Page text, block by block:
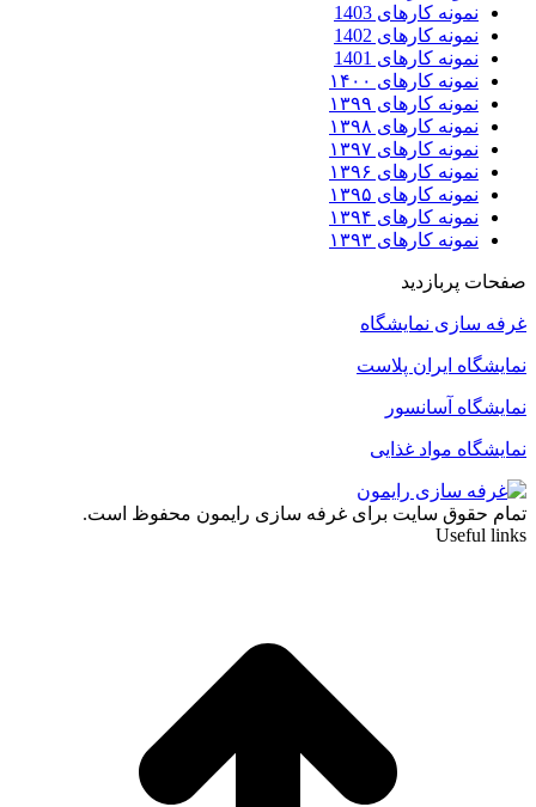
نمونه کارهای 1403
نمونه کارهای 1402
نمونه کارهای 1401
نمونه کارهای ۱۴۰۰
نمونه کارهای ۱۳۹۹
نمونه کارهای ۱۳۹۸
نمونه کارهای ۱۳۹۷
نمونه کارهای ۱۳۹۶
نمونه کارهای ۱۳۹۵
نمونه کارهای ۱۳۹۴
نمونه کارهای ۱۳۹۳
صفحات پربازدید
غرفه سازی نمایشگاه
نمایشگاه ایران پلاست
نمایشگاه آسانسور
نمایشگاه مواد غذایی
تمام حقوق سایت برای غرفه سازی رایمون محفوظ است.
Useful links